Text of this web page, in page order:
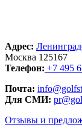
Адрес:
Москва 125167
Телефон: +7 495
Почта:
Для СМИ:
Отзывы и